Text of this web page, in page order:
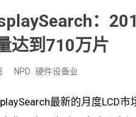
：
达到710万片
NPD 硬件设备业
最新的月度LCD市